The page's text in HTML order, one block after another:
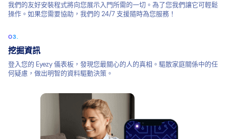
我們的友好安裝程式將向您展示入門所需的一切。為了您我們讓它可輕鬆
操作。如果您需要協助，我們的 24/7 支援隨時為您服務！
挖掘資訊
登入您的 Eyezy 儀表板，發現您最關心的人的真相。驅散家庭關係中的任
何疑慮，做出明智的資料驅動決策。